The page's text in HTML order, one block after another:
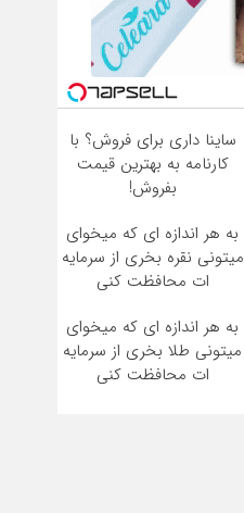
ساینا داری برای فروش؟ با
کارنامه به بهترین قیمت
بفروش!
به هر اندازه ای که میخوای
میتونی نقره بخری از سرمایه
ات محافظت کنی
به هر اندازه ای که میخوای
میتونی طلا بخری از سرمایه
ات محافظت کنی